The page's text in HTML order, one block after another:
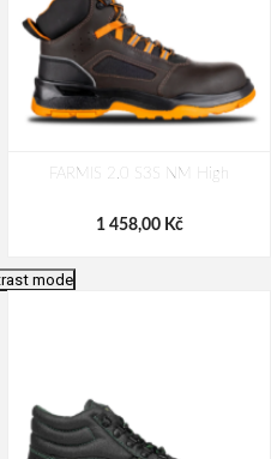
FARMIS 2.0 S3S NM High
1 458,00 Kč
mode